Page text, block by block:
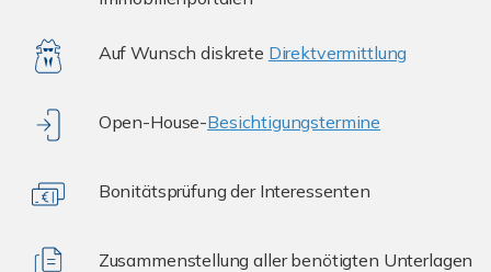
Auf Wunsch diskrete Direktvermittlung
Open-House-Besichtigungstermine
Bonitätsprüfung der Interessenten
Zusammenstellung aller benötigten Unterlagen